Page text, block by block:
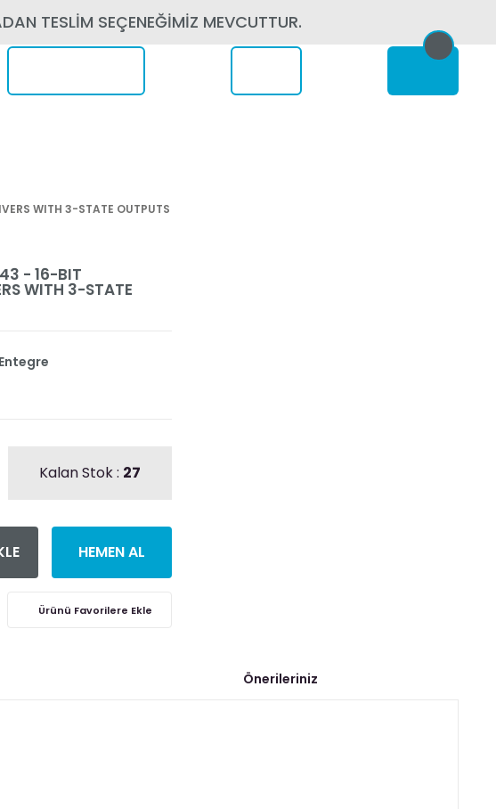
TESLİM SEÇENEĞİMİZ MEVCUTTUR.
WITH 3-STATE OUTPUTS
- 16-BIT
WITH 3-STATE
Kalan Stok : 27
HEMEN AL
Önerileriniz